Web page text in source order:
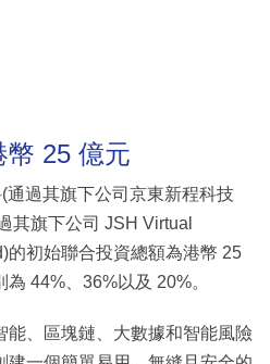
幣 25 億元
通過其旗下公司京東新程科技
其旗下公司 JSH Virtual
的初始聯合投資總額為港幣 25
44%、36%以及 20%。
能、區塊鏈、大數據和智能風險